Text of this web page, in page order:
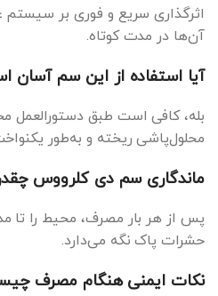
اثرگذاری سریع و فوری بر
آن‌ها در مدت کوتاه.
آیا استفاده از این سم آسان
بله، کافی است طبق دستورالعمل
محلول‌پاشی ریخته و به‌طور
ماندگاری سم دی کلرووس
پس از هر بار مصرف، محیط را تا
حشرات پاک نگه می‌دارد.
نکات ایمنی هنگام مصرف